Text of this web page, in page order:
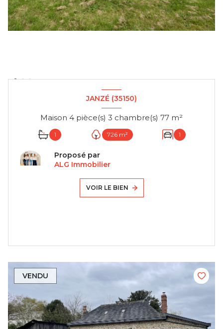
JANZÉ (35150)
Maison 4 pièce(s) 3 chambre(s) 77 m²
1 726 m² 1
Proposé par
ALG Immobilier
VOIR LE BIEN
VENDU